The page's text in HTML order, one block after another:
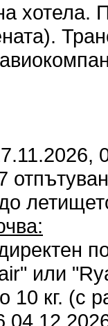
хотела.
или
10 кг. (с